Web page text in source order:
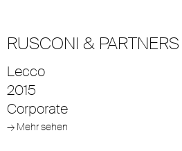
RUSCONI & PARTNERS
Lecco
2015
Corporate
→ Mehr sehen